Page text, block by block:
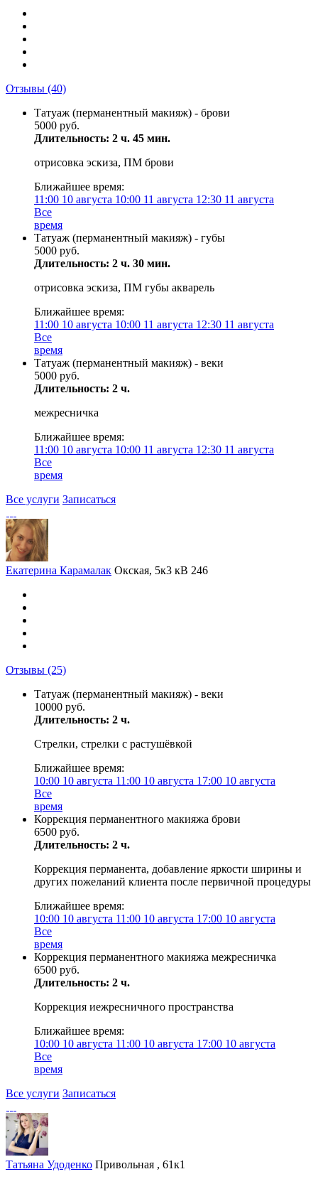
Отзывы (40)
Татуаж (перманентный макияж) - брови
5000 руб.
Длительность: 2 ч. 45 мин.
отрисовка эскиза, ПМ брови
Ближайшее время:
11:00 10 августа 10:00 11 августа 12:30 11 августа
Все
время
Татуаж (перманентный макияж) - губы
5000 руб.
Длительность: 2 ч. 30 мин.
отрисовка эскиза, ПМ губы акварель
Ближайшее время:
11:00 10 августа 10:00 11 августа 12:30 11 августа
Все
время
Татуаж (перманентный макияж) - веки
5000 руб.
Длительность: 2 ч.
межресничка
Ближайшее время:
11:00 10 августа 10:00 11 августа 12:30 11 августа
Все
время
Все услуги Записаться
Екатерина Карамалак Окская, 5к3 кВ 246
Отзывы (25)
Татуаж (перманентный макияж) - веки
10000 руб.
Длительность: 2 ч.
Стрелки, стрелки с растушёвкой
Ближайшее время:
10:00 10 августа 11:00 10 августа 17:00 10 августа
Все
время
Коррекция перманентного макияжа брови
6500 руб.
Длительность: 2 ч.
Коррекция перманента, добавление яркости ширины и
других пожеланий клиента после первичной процедуры
Ближайшее время:
10:00 10 августа 11:00 10 августа 17:00 10 августа
Все
время
Коррекция перманентного макияжа межресничка
6500 руб.
Длительность: 2 ч.
Коррекция иежресничного пространства
Ближайшее время:
10:00 10 августа 11:00 10 августа 17:00 10 августа
Все
время
Все услуги Записаться
Татьяна Удоденко Привольная , 61к1